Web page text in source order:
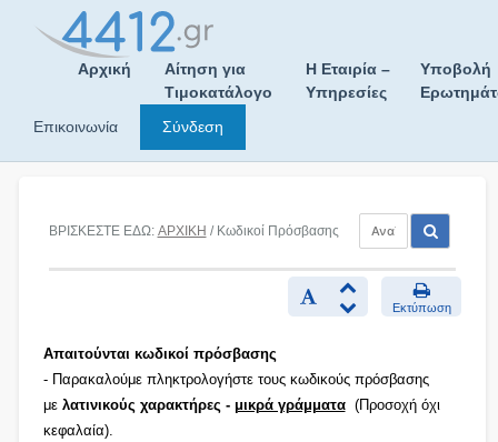
Αρχική
Αίτηση για
Τιμοκατάλογο
Η Εταιρία –
Υπηρεσίες
Υποβολή
Επικοινωνία
Σύνδεση
ΒΡΙΣΚΕΣΤΕ ΕΔΩ: ΑΡΧΙΚΗ / Κωδικοί Πρόσβασης
Εκτύπωση
Απαιτούνται κωδικοί πρόσβασης
- Παρακαλούμε πληκτρολογήστε τους κωδικούς πρόσβασης
με λατινικούς χαρακτήρες - μικρά γράμματα(Προσοχή όχι
κεφαλαία).